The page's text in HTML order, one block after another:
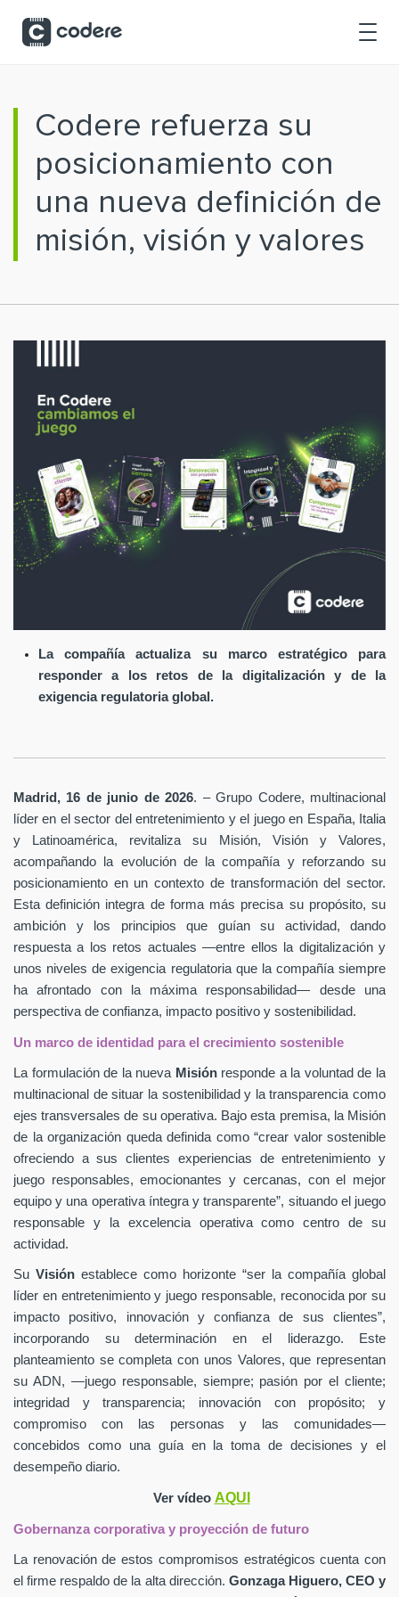
Codere refuerza su
posicionamiento con
una nueva definición de
misión, visión y valores
La compañía actualiza su marco estratégico para
responder a los retos de la digitalización y de la
exigencia regulatoria global.
Madrid, 16 de junio de 2026. – Grupo Codere, multinacional
líder en el sector del entretenimiento y el juego en España, Italia
y Latinoamérica, revitaliza su Misión, Visión y Valores,
acompañando la evolución de la compañía y reforzando su
posicionamiento en un contexto de transformación del sector.
Esta definición integra de forma más precisa su propósito, su
ambición y los principios que guían su actividad, dando
respuesta a los retos actuales —entre ellos la digitalización y
unos niveles de exigencia regulatoria que la compañía siempre
ha afrontado con la máxima responsabilidad— desde una
perspectiva de confianza, impacto positivo y sostenibilidad.
Un marco de identidad para el crecimiento sostenible
La formulación de la nueva Misión responde a la voluntad de la
multinacional de situar la sostenibilidad y la transparencia como
ejes transversales de su operativa. Bajo esta premisa, la Misión
de la organización queda definida como “crear valor sostenible
ofreciendo a sus clientes experiencias de entretenimiento y
juego responsables, emocionantes y cercanas, con el mejor
equipo y una operativa íntegra y transparente”, situando el juego
responsable y la excelencia operativa como centro de su
actividad.
Su Visión establece como horizonte “ser la compañía global
líder en entretenimiento y juego responsable, reconocida por su
impacto positivo, innovación y confianza de sus clientes”,
incorporando su determinación en el liderazgo. Este
planteamiento se completa con unos Valores, que representan
su ADN, —juego responsable, siempre; pasión por el cliente;
integridad y transparencia; innovación con propósito; y
compromiso con las personas y las comunidades—
concebidos como una guía en la toma de decisiones y el
desempeño diario.
Ver vídeo AQUI
Gobernanza corporativa y proyección de futuro
La renovación de estos compromisos estratégicos cuenta con
el firme respaldo de la alta dirección. Gonzaga Higuero, CEO y